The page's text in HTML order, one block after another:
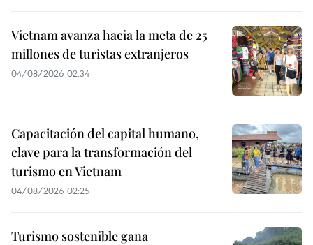
Vietnam avanza hacia la meta de 25
millones de turistas extranjeros
04/08/2026 02:34
Capacitación del capital humano,
clave para la transformación del
turismo en Vietnam
04/08/2026 02:25
Turismo sostenible gana